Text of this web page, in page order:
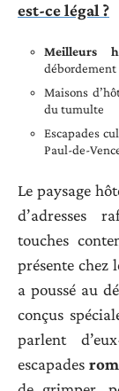
est-ce légal ?
Meilleurs
débordement
Maisons
du tumulte
Escapades
Paul-de-
Le paysage
d’adresses
touches
présente chez
a poussé au
conçus
parlent
escapades